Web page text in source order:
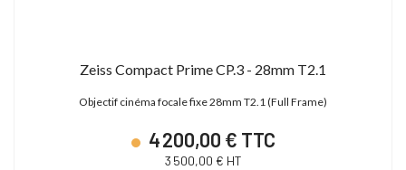
Zeiss Compact Prime CP.3 - 28mm T2.1
Objectif cinéma focale fixe 28mm T2.1 (Full Frame)
4 200,00 € TTC
3 500,00 € HT